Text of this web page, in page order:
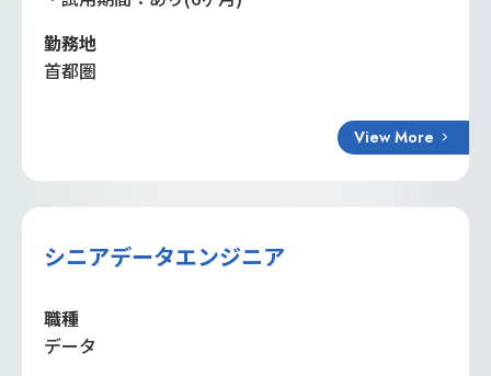
勤務地
首都圏
View More
シニアデータエンジニア
職種
データ